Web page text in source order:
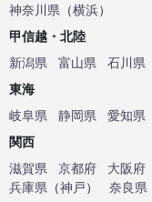
神奈川県 （横浜）
甲信越・北陸
新潟県
富山県 石川県
東海
岐阜県
静岡県 愛知県
関西
滋賀県
京都府 大阪府
兵庫県 （神戸） 奈良県